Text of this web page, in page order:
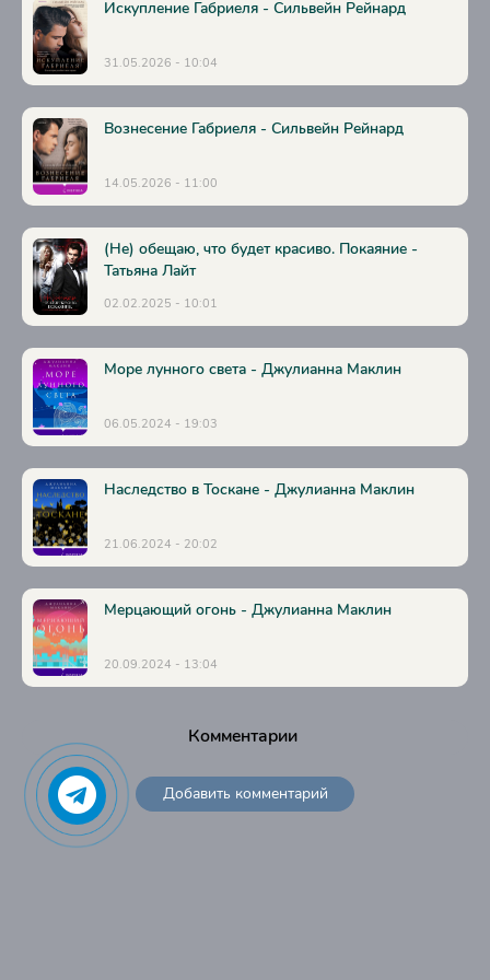
Глава 26
Глава 27
Глава 29
Глава 30
Глава 31
Глава 32
Глава 33
Глава 34
Глава 35
Глава 36
Глава 37
Глава 39
Глава 40
Глава 41
Глава 42
Глава 43
Глава 44
Глава 46
Глава 47
Глава 48
Искупление Габриеля - Сильвейн Рейнард
31.05.2026 - 10:04
Вознесение Габриеля - Сильвейн Рейнард
14.05.2026 - 11:00
(Не) обещаю, что будет красиво. Покаяние -
Татьяна Лайт
02.02.2025 - 10:01
Море лунного света - Джулианна Маклин
06.05.2024 - 19:03
Наследство в Тоскане - Джулианна Маклин
21.06.2024 - 20:02
Мерцающий огонь - Джулианна Маклин
20.09.2024 - 13:04
Комментарии
Добавить комментарий